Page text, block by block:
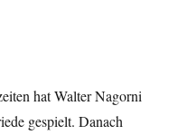
hat Walter Nagorni
gespielt. Danach